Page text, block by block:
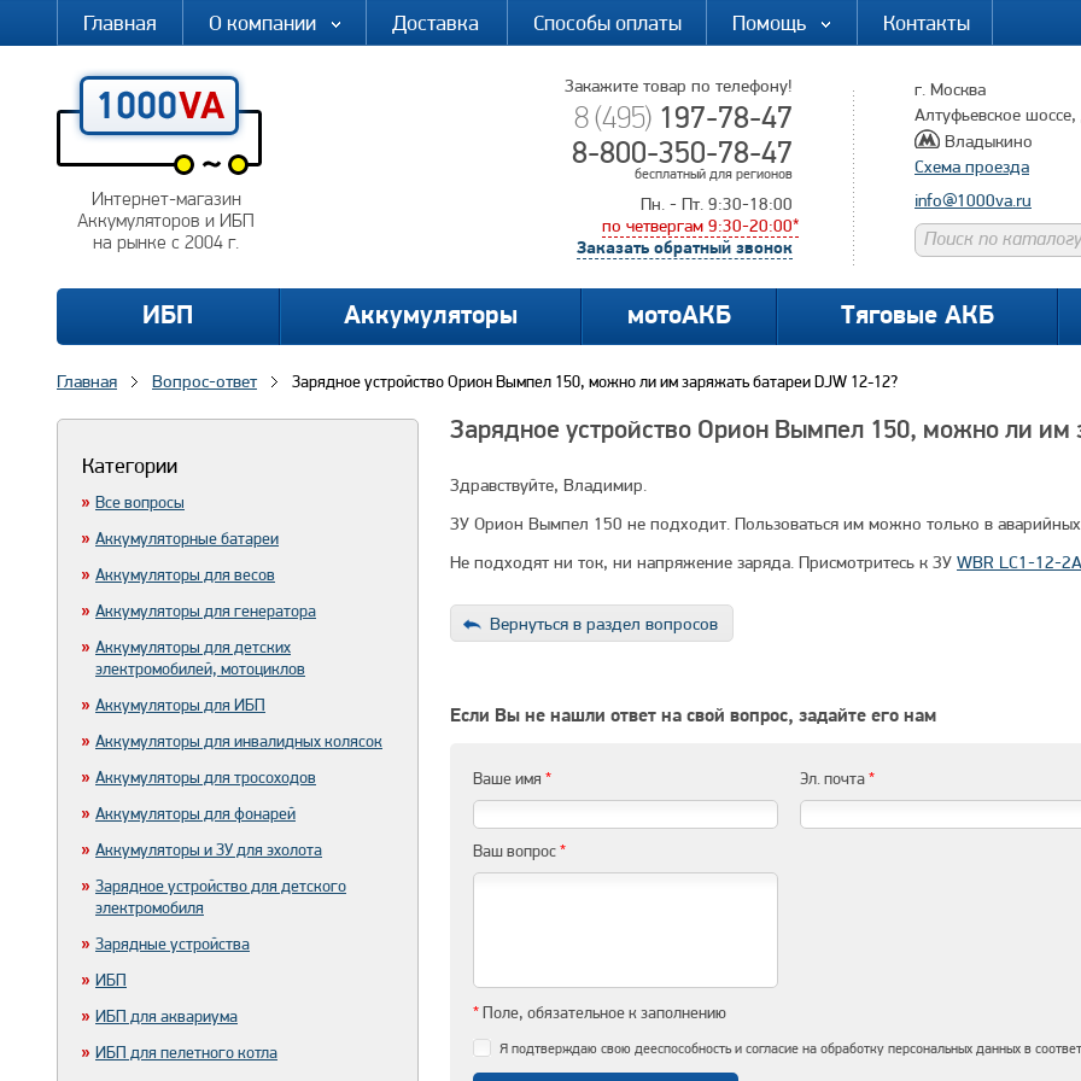
Главная О компании Доставка Способы оплаты Помощь Контакты
Интернет-магазин
Аккумуляторов и ИБП
на рынке с 2004 г.
Закажите товар по телефону!
8 (495) 197-78-47
8-800-350-78-47
бесплатный для регионов
Пн. - Пт. 9:30-18:00
по четвергам 9:30-20:00*
Заказать обратный звонок
г. Москва
Алтуфьевское
Владыкино
Схема проезда
info@1000va.ru
ИБП Аккумуляторы мотоАКБ Тяговые АКБ
Главная Вопрос-ответ Зарядное устройство Орион Вымпел 150, можно ли им заряжать батареи DJW 12-12?
Категории
Все вопросы
Аккумуляторные батареи
Аккумуляторы для весов
Аккумуляторы для генератора
Аккумуляторы для детских
электромобилей, мотоциклов
Аккумуляторы для ИБП
Аккумуляторы для инвалидных колясок
Аккумуляторы для тросоходов
Аккумуляторы для фонарей
Аккумуляторы и ЗУ для эхолота
Зарядное устройство для детского
электромобиля
Зарядные устройства
ИБП
ИБП для аквариума
ИБП для пелетного котла
Зарядное устройство Орион Вымпел 150, можно ли им
Здравствуйте, Владимир.
ЗУ Орион Вымпел 150 не подходит. Пользоваться им можно только в аварийных
Не подходят ни ток, ни напряжение заряда. Присмотритесь к ЗУ WBR LC1-12-2A
Вернуться в раздел вопросов
Если Вы не нашли ответ на свой вопрос, задайте его нам
Ваше имя * Эл. почта*
Ваш вопрос*
*Поле, обязательное к заполнению
Я подтверждаю свою дееспособность и согласие на обработку персональных данных в